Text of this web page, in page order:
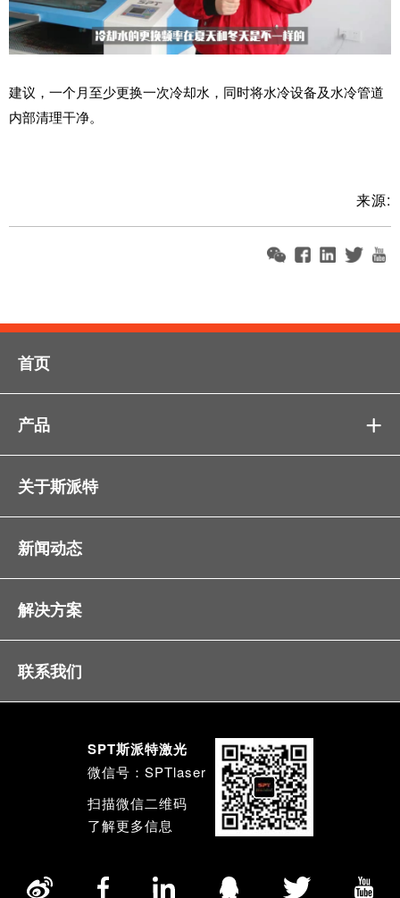
建议，一个月至少更换一次冷却水，同时将水冷设备及水冷管道
内部清理干净。
来源:
首页
产品 
关于斯派特
新闻动态
解决方案
联系我们
SPT斯派特激光
微信号：SPTlaser
扫描微信二维码
了解更多信息